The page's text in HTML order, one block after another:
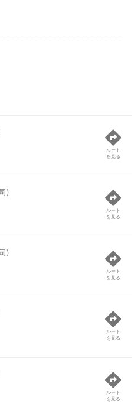
ルート
を見る
)
ルート
を見る
)
ルート
を見る
ルート
を見る
ルート
を見る